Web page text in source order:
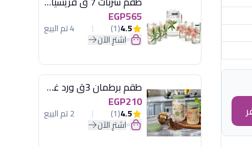
EGP565
4.5
(1) 4 تم البيع
اشترِ الآن
طقم برطمان 3ق ورد غطاء مينت جرين هيريفين
EGP210
4.5
(1) 2 تم البيع
اشترِ الآن